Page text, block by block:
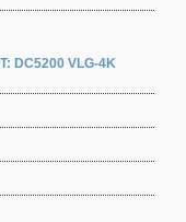
DC5200 VLG-4K